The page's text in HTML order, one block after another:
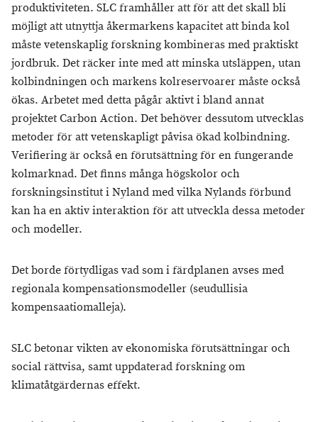
produktiviteten. SLC framhåller att för att det skall bli
möjligt att utnyttja åkermarkens kapacitet att binda kol
måste vetenskaplig forskning kombineras med praktiskt
jordbruk. Det räcker inte med att minska utsläppen, utan
kolbindningen och markens kolreservoarer måste också
ökas. Arbetet med detta pågår aktivt i bland annat
projektet Carbon Action. Det behöver dessutom utvecklas
metoder för att vetenskapligt påvisa ökad kolbindning.
Verifiering är också en förutsättning för en fungerande
kolmarknad. Det finns många högskolor och
forskningsinstitut i Nyland med vilka Nylands förbund
kan ha en aktiv interaktion för att utveckla dessa metoder
och modeller.
Det borde förtydligas vad som i färdplanen avses med
regionala kompensationsmodeller (seudullisia
kompensaatiomalleja).
SLC betonar vikten av ekonomiska förutsättningar och
social rättvisa, samt uppdaterad forskning om
klimatåtgärdernas effekt.